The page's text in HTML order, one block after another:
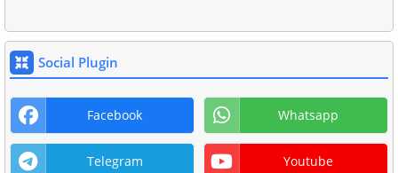
Social Plugin
Facebook Whatsapp
Telegram Youtube